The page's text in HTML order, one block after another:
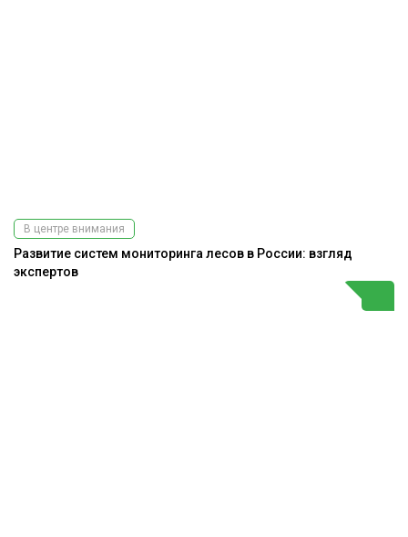
В центре внимания
Развитие систем мониторинга лесов в России: взгляд
экспертов